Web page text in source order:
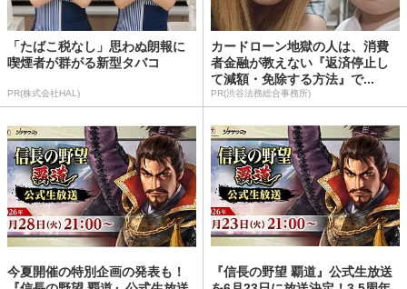
「たばこ税なし」思わぬ朗報に
喫煙者が群がる新型タバコ
PR(株式会社HAL)
カードローン地獄の人は、消費
者金融が教えない『返済停止し
て減額・免除する方法』で...
PR(渋谷法務総合事務所)
今夏開催の特別企画の発表も！
『信長の野望 覇道』公式生放送